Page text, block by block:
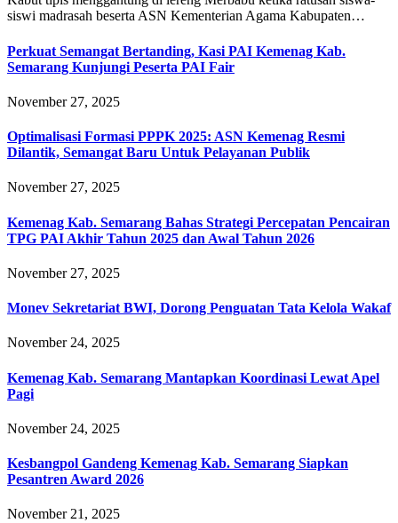
siswi madrasah beserta ASN Kementerian Agama Kabupaten…
Perkuat Semangat Bertanding, Kasi PAI Kemenag Kab.
Semarang Kunjungi Peserta PAI Fair
November 27, 2025
Optimalisasi Formasi PPPK 2025: ASN Kemenag Resmi
Dilantik, Semangat Baru Untuk Pelayanan Publik
November 27, 2025
Kemenag Kab. Semarang Bahas Strategi Percepatan Pencairan
TPG PAI Akhir Tahun 2025 dan Awal Tahun 2026
November 27, 2025
Monev Sekretariat BWI, Dorong Penguatan Tata Kelola Wakaf
November 24, 2025
Kemenag Kab. Semarang Mantapkan Koordinasi Lewat Apel
Pagi
November 24, 2025
Kesbangpol Gandeng Kemenag Kab. Semarang Siapkan
Pesantren Award 2026
November 21, 2025